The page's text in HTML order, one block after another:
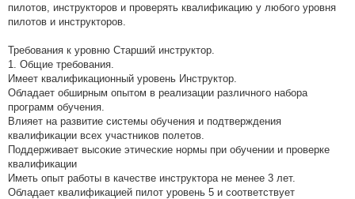
пилотов, инструкторов и проверять квалификацию у любого уровня
пилотов и инструкторов.
Требования к уровню Старший инструктор.
1. Общие требования.
Имеет квалификационный уровень Инструктор.
Обладает обширным опытом в реализации различного набора
программ обучения.
Влияет на развитие системы обучения и подтверждения
квалификации всех участников полетов.
Поддерживает высокие этические нормы при обучении и проверке
квалификации
Иметь опыт работы в качестве инструктора не менее 3 лет.
Обладает квалификацией пилот уровень 5 и соответствует